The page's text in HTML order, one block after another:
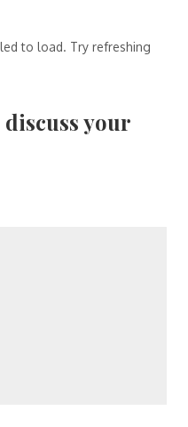
to load. Try refreshing
your